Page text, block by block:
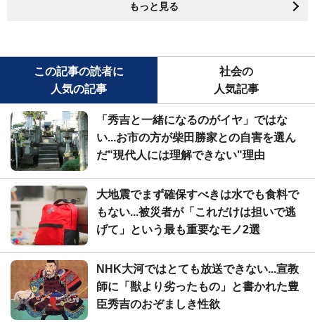
もっと見る
この記事の読者に
人気の記事
社会の
人気記事
「秀吉と一緒になるのがイヤ」ではな
い...お市の方が柴田勝家との自害を選ん
だ"現代人には理解できない"理由
大地震でまず確保すべきは水でも食料で
もない...被災者が「これだけは担いで逃
げて」という最も重要なモノ2選
NHK大河ではとても放送できない...宣教
師に「獣より劣ったもの」と書かれた豊
臣秀吉のおぞましき性欲